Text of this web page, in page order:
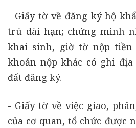
- Giấy tờ về đăng ký hộ
trú dài hạn; chứng minh
khai sinh, giờ tờ nộp tiền
khoản nộp khác có ghi
đất đăng ký.
- Giấy tờ về việc giao,
của cơ quan, tổ chức được